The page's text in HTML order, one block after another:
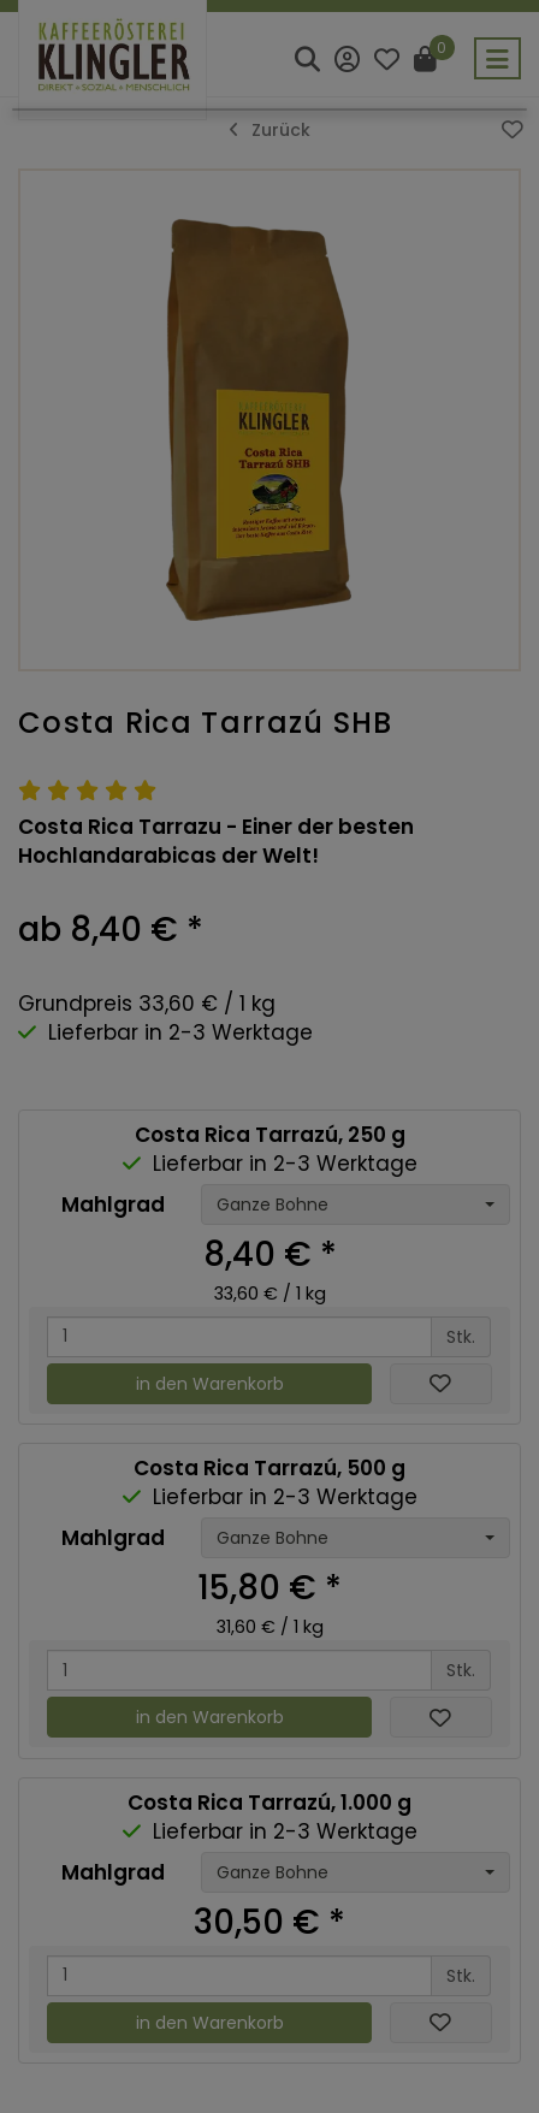
0
Zurück
Costa Rica Tarrazú SHB
Costa Rica Tarrazu - Einer der besten
Hochlandarabicas der Welt!
ab 8,40 € *
Grundpreis 33,60 € / 1 kg
Lieferbar in 2-3 Werktage
Costa Rica Tarrazú, 250 g
Lieferbar in 2-3 Werktage
Mahlgrad
Ganze Bohne
8,40 € *
33,60 € / 1 kg
Stk.
in den Warenkorb
Costa Rica Tarrazú, 500 g
Lieferbar in 2-3 Werktage
Mahlgrad
Ganze Bohne
15,80 € *
31,60 € / 1 kg
Stk.
in den Warenkorb
Costa Rica Tarrazú, 1.000 g
Lieferbar in 2-3 Werktage
Mahlgrad
Ganze Bohne
30,50 € *
Stk.
in den Warenkorb